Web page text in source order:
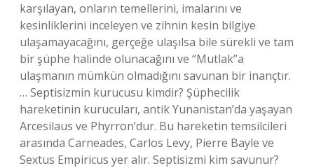
karşılayan, onların temellerini, imalarını ve
kesinliklerini inceleyen ve zihnin kesin bilgiye
ulaşamayacağını, gerçeğe ulaşılsa bile sürekli ve tam
bir şüphe halinde olunacağını ve “Mutlak”a
ulaşmanın mümkün olmadığını savunan bir inançtır.
… Septisizmin kurucusu kimdir? Şüphecilik
hareketinin kurucuları, antik Yunanistan’da yaşayan
Arcesilaus ve Phyrron’dur. Bu hareketin temsilcileri
arasında Carneades, Carlos Levy, Pierre Bayle ve
Sextus Empiricus yer alır. Septisizmi kim savunur?